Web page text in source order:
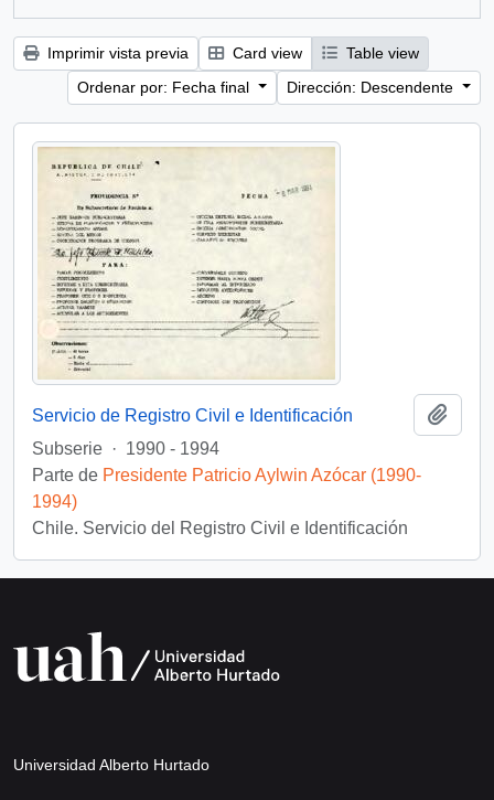
Imprimir vista previa Card view
Table view
Ordenar por: Fecha final
Dirección: Descendente
Servicio de Registro Civil e Identificación
Subserie · 1990 - 1994
Parte de Presidente Patricio Aylwin Azócar (1990-
1994)
Chile. Servicio del Registro Civil e Identificación
Universidad Alberto Hurtado